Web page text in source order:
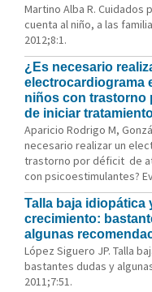
Martino Alba R.
cuenta al niño, a las
2012;8:1.
¿Es necesario
electrocardiograma
niños con trastorno
de iniciar
Aparicio Rodrigo M,
necesario realizar un
trastorno por déficit de
con psicoestimulantes?
Talla baja idiopática
crecimiento:
algunas
López Siguero JP. Talla
bastantes dudas y
2011;7:51.